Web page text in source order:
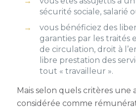
sécurité sociale, salarié
vous bénéficiez des
garanties par les traités
de circulation, droit à
libre prestation des
tout « travailleur ».
Mais selon quels critères une
considérée comme